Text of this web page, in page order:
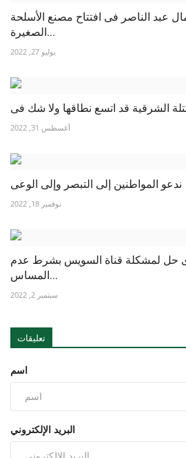
عبد الناصر فى افتتاح مصنع الأسلحة
الصغيرة...
يوليو 27, 2022
أغسطس 31, 2022
ندعو المواطنين إلى التبصر وإلى الوعى
نوفمبر 18, 2022
حل لمشكلة قناة السويس بشرط عدم
المساس...
سبتمبر 2, 2022
تعليقات
اسم
البريد الإلكتروني